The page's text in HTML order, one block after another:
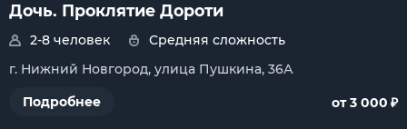
Дочь. Проклятие Дороти
2-8 человек
Средняя сложность
г. Нижний Новгород, улица Пушкина, 36А
Подробнее
от 3 000 ₽